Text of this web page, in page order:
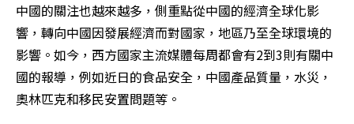
中國的關注也越來越多，側重點從中國的經濟全球化影
響，轉向中國因發展經濟而對國家，地區乃至全球環境的
影響。如今，西方國家主流媒體每周都會有2到3則有關中
國的報導，例如近日的食品安全，中國產品質量，水災，
奧林匹克和移民安置問題等。